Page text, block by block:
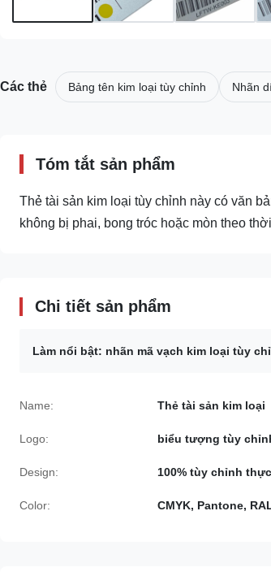
Các thẻ Bảng tên kim loại tùy chỉnh Nhãn
Tóm tắt sản phẩm
Thẻ tài sản kim loại tùy chỉnh này có văn
không bị phai, bong tróc hoặc mòn theo
Chi tiết sản phẩm
Làm nổi bật: nhãn mã vạch kim loại tùy
Name: Thẻ tài sản kim loại
Logo: biểu tượng tùy
Design: 100% tùy chỉnh
Color: CMYK, Pantone,